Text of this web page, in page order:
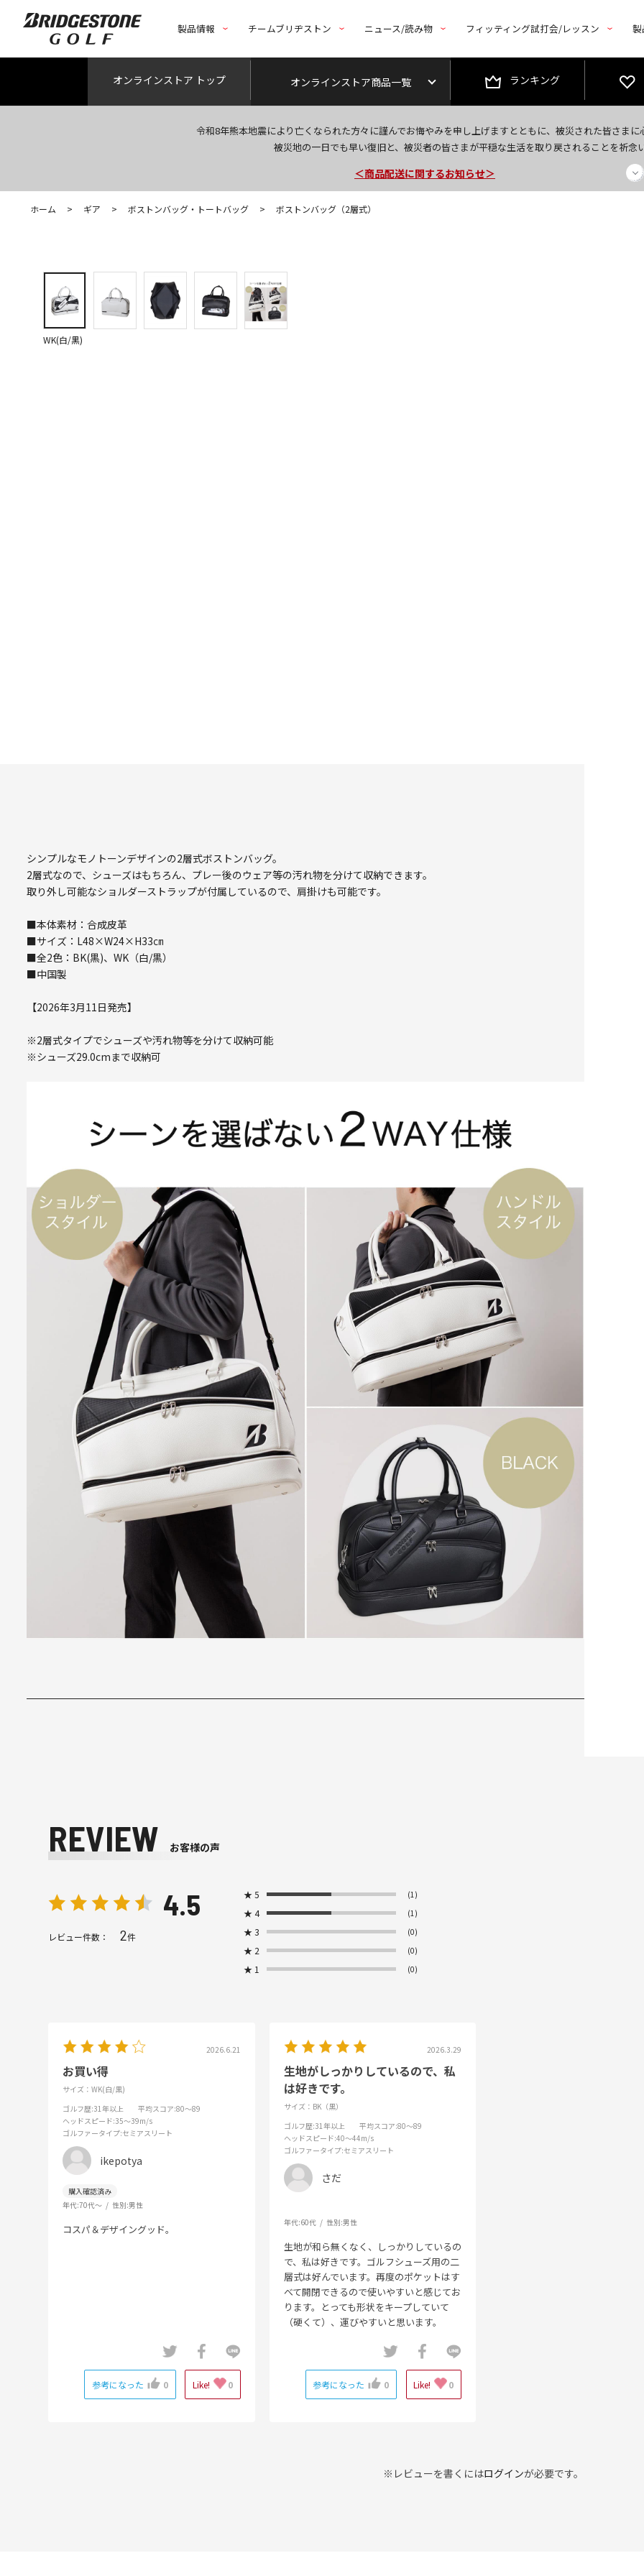
製品情報 チームブリヂストン ニュース/読み物 フィッティング試打会/レッスン 製
オンラインストア トップ オンラインストア商品一覧 ランキング
令和8年熊本地震により亡くなられた方々に謹んでお悔やみを申し上げますとともに、被災された皆さまに
被災地の一日でも早い復旧と、被災者の皆さまが平穏な生活を取り戻されることを祈念い
今なら新規会員登録で1,000円OFFクーポンプレゼント！
＜商品配送に関するお知らせ＞
＜夏季休暇中のご注文・発送・お問い合わせ＞
ホーム > ギア > ボストンバッグ・トートバッグ > ボストンバッグ（2層式）
WK(白/黒)
シンプルなモノトーンデザインの2層式ボストンバッグ。
2層式なので、シューズはもちろん、プレー後のウェア等の汚れ物を分けて収納できます。
取り外し可能なショルダーストラップが付属しているので、肩掛けも可能です。
■本体素材：合成皮革
■サイズ：L48×W24×H33㎝
■全2色：BK(黒)、WK（白/黒）
■中国製
【2026年3月11日発売】
※2層式タイプでシューズや汚れ物等を分けて収納可能
※シューズ29.0cmまで収納可
REVIEW お客様の声
4.5
レビュー件数： 2件
★5 (1)
★4 (1)
★3 (0)
★ 2 (0)
★ 1 (0)
2026.6.21
お買い得
サイズ：WK(白/黒)
ゴルフ歴:31年以上 平均スコア:80～89
ヘッドスピード:35～39m/s
ゴルファータイプ:セミアスリート
ikepotya
年代:70代～ 性別:男性
コスパ＆デザイングッド。
参考になった 0 Like! 0
2026.3.29
生地がしっかりしているので、私
は好きです。
サイズ：BK（黒）
ゴルフ歴:31年以上 平均スコア:80～89
ヘッドスピード:40～44m/s
ゴルファータイプ:セミアスリート
さだ
年代:60代 性別:男性
生地が和ら無くなく、しっかりしているの
で、私は好きです。ゴルフシューズ用の二
層式は好んでいます。再度のポケットはす
べて開閉できるので使いやすいと感じてお
ります。とっても形状をキープしていて
（硬くて）、運びやすいと思います。
参考になった 0 Like! 0
※レビューを書くにはログインが必要です。